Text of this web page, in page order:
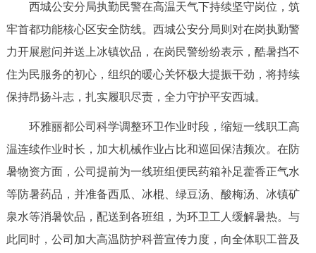
DEUTSCH FRANÇAIS РУССКИЙ ЯЗЫК
ESPAÑOL العربية PORTUGUÊS
ITALIANO
回到顶部
西城公安分局执勤民警在高温天气下持续坚守岗位，筑
牢首都功能核心区安全防线。西城公安分局则对在岗执勤警
力开展慰问并送上冰镇饮品，在岗民警纷纷表示，酷暑挡不
住为民服务的初心，组织的暖心关怀极大提振干劲，将持续
保持昂扬斗志，扎实履职尽责，全力守护平安西城。
环雅丽都公司科学调整环卫作业时段，缩短一线职工高
温连续作业时长，加大机械作业占比和巡回保洁频次。在防
暑物资方面，公司提前为一线班组便民药箱补足藿香正气水
等防暑药品，并准备西瓜、冰棍、绿豆汤、酸梅汤、冰镇矿
泉水等消暑饮品，配送到各班组，为环卫工人缓解暑热。与
此同时，公司加大高温防护科普宣传力度，向全体职工普及